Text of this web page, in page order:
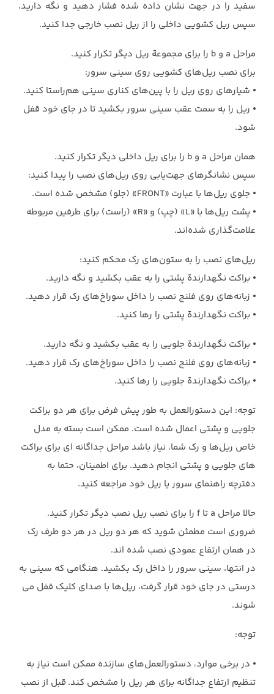
سفید را در جهت نشان داده شده فشار دهید و نگه دارید،
سپس ریل کشویی داخلی را از ریل نصب خارجی جدا کنید.
مراحل a و b را برای مجموعة ریل دیگر تکرار کنید.
برای نصب ریل‌های کشویی روی سینی سرور:
⦁ شیارهای روی ریل را با پین‌های کناری سینی هم‌راستا کنید.
⦁ ریل را به سمت عقب سینی سرور بکشید تا در جای خود قفل
شود.
همان مراحل a و b را برای ریل داخلی دیگر تکرار کنید.
سپس نشانگرهای جهت‌یابی روی ریل‌های نصب را پیدا کنید:
⦁ جلوی ریل‌ها با عبارت «FRONT» (جلو) مشخص شده است.
⦁ پشت ریل‌ها با «L» (چپ) و «R» (راست) برای طرفین مربوطه
علامت‌گذاری شده‌اند.
ریل‌های نصب را به ستون‌های رک محکم کنید:
⦁ براکت نگهدارندة پشتی را به عقب بکشید و نگه دارید.
⦁ زبانه‌های روی فلنج نصب را داخل سوراخ‌های رک قرار دهید.
⦁ براکت نگهدارندة پشتی را رها کنید.
⦁ براکت نگهدارندة جلویی را به عقب بکشید و نگه دارید.
⦁ زبانه‌های روی فلنج نصب را داخل سوراخ‌های رک قرار دهید.
⦁ براکت نگهدارندة جلویی را رها کنید.
توجه: این دستورالعمل به طور پیش فرض برای هر دو براکت
جلویی و پشتی اعمال شده است. ممکن است بسته به مدل
خاص ریل‌ها و رک شما، نیاز باشد مراحل جداگانه ای برای براکت
های جلویی و پشتی انجام دهید. برای اطمینان، حتما به
دفترچه راهنمای سرور یا ریل خود مراجعه کنید.
حالا مراحل a تا f را برای نصب ریل نصب دیگر تکرار کنید.
ضروری است مطمئن شوید که هر دو ریل در هر دو طرف رک
در همان ارتفاع عمودی نصب شده اند.
در انتها، سینی سرور را داخل رک بکشید. هنگامی که سینی به
درستی در جای خود قرار گرفت، ریل‌ها با صدای کلیک قفل می
شوند.
توجه:
⦁ در برخی موارد، دستورالعمل‌های سازنده ممکن است نیاز به
تنظیم ارتفاع جداگانه برای هر ریل را مشخص کند. قبل از نصب